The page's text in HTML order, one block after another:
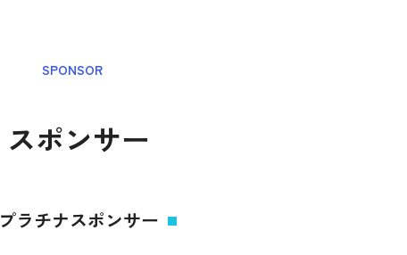
SPONSOR
スポンサー
プラチナスポンサー